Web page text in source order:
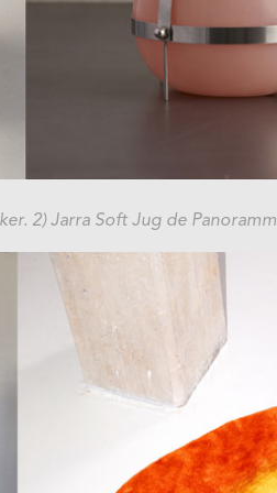
2) Jarra Soft Jug de